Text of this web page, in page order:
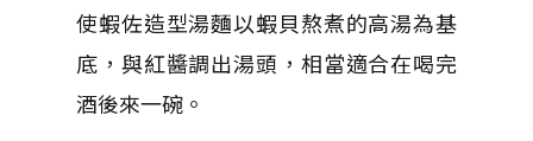
使蝦佐造型湯麵以蝦貝熬煮的高湯為基
底，與紅醬調出湯頭，相當適合在喝完
酒後來一碗。